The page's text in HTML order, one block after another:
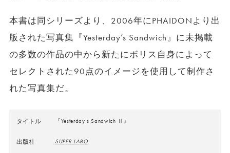
本書は同シリーズより、2006年にPHAIDONより出
版された写真集『Yesterday’s Sandwich』に未掲載
の多数の作品の中から新たにボリス自身によって
セレクトされた90点のイメージを使用して制作さ
れた写真集だ。
タイトル 『Yesterday’s Sandwich Ⅱ』
出版社 SUPER LABO